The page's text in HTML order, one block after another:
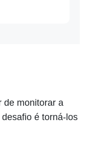
de monitorar a
é torná-los